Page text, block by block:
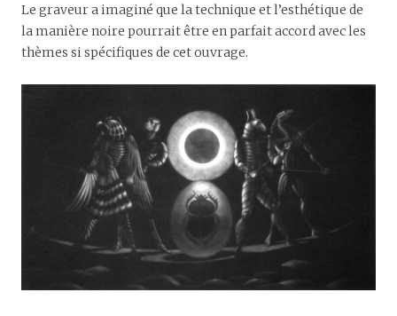
Le graveur a imaginé que la technique et l’esthétique de
la manière noire pourrait être en parfait accord avec les
thèmes si spécifiques de cet ouvrage.